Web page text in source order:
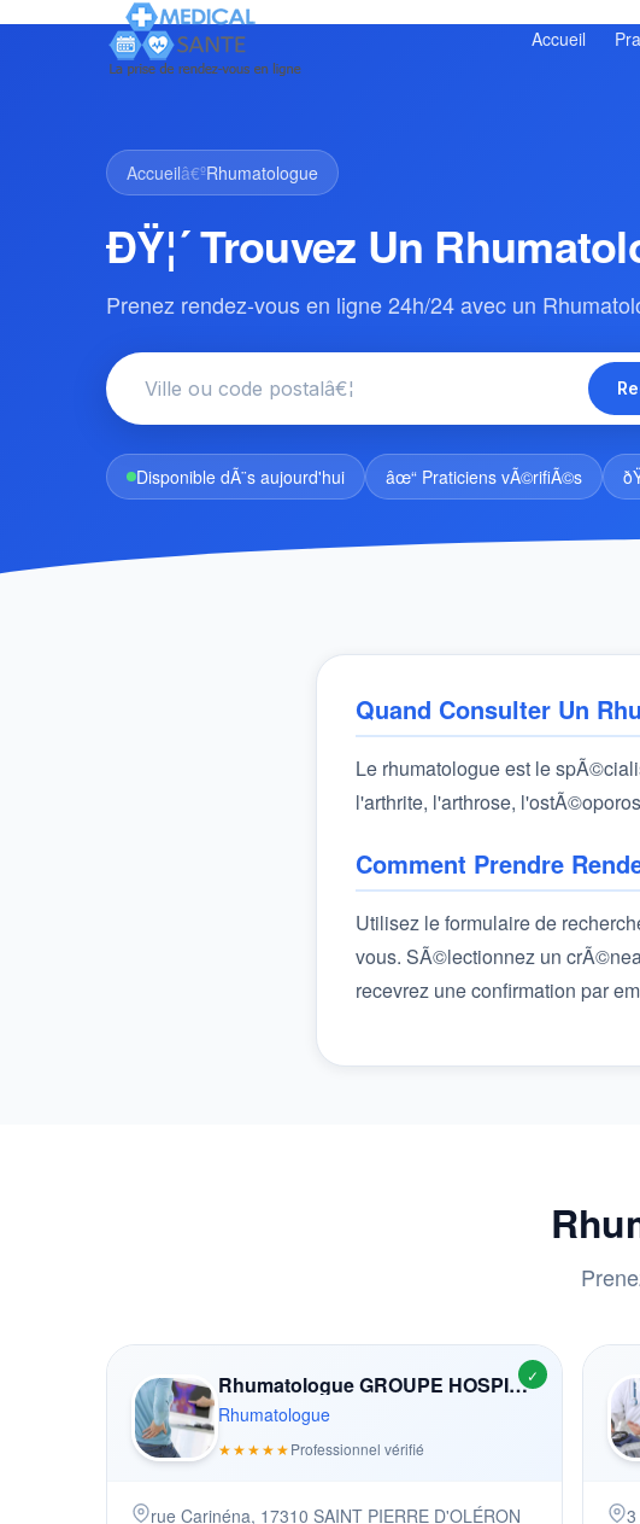
Accueil
Accueilâ€ºRhumatologue
ÐŸ¦´ Trouvez Un
Prenez rendez-vous en ligne 24h/24 avec un
Disponible dÃ¨s aujourd'hui âœ“ Praticiens vÃ©rifiÃ©s
Quand Consulter Un
Le rhumatologue est le
l'arthrite, l'arthrose,
Comment Prendre
Utilisez le formulaire de
vous. SÃ©lectionnez un
recevrez une confirmation par
✓
Rhumatologue GROUPE HOSPITALIER LA ROCHELLE Ré AUNIS
Rhumatologue
★★★★★Professionnel vérifié
rue Carinéna, 17310 SAINT PIERRE D'OLÉRON 3